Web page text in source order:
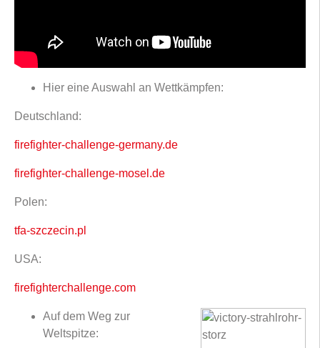
Hier eine Auswahl an Wettkämpfen:
Deutschland:
firefighter-challenge-germany.de
firefighter-challenge-mosel.de
Polen:
tfa-szczecin.pl
USA:
firefighterchallenge.com
Auf dem Weg zur
Weltspitze: